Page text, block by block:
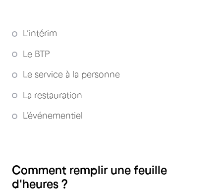
L’intérim
Le BTP
Le service à la personne
La restauration
L’événementiel
Comment remplir une feuille
d'heures ?